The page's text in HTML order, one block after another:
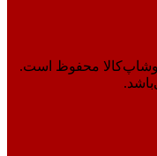
نیوشاپ‌کالا محفوظ است.